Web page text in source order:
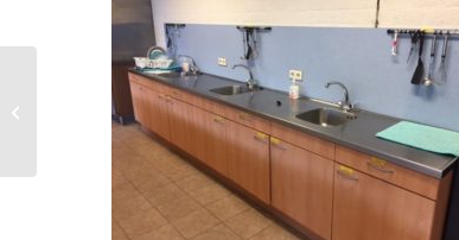
Foto voor de verbouwing
Verdieping op aanbouw